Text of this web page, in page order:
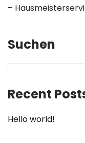
–
Suchen
Recent
Hello world!